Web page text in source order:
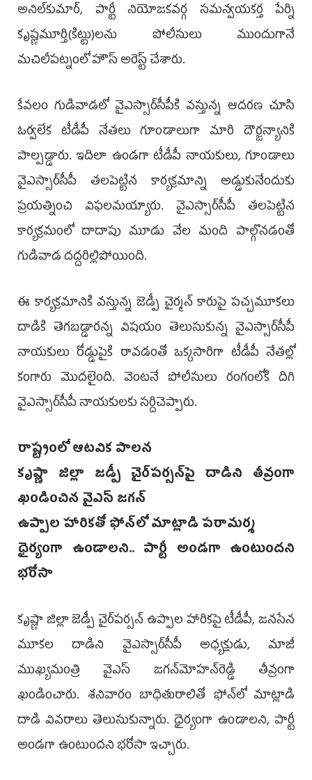
అనిల్‌కుమార్, పార్టీ నియోజకవర్గ సమన్వయకర్త పేర్ని
కృష్ణమూర్తి(కిట్టు)లను పోలీసులు ముందుగానే
మచిలీపట్నంలో హౌస్‌ అరెస్ట్‌ చేశారు.
కేవలం గుడివాడలో వైఎస్సార్‌సీపీకి వస్తున్న ఆదరణ చూసి
ఓర్వలేక టీడీపీ నేతలు గూండాలుగా మారి దౌర్జన్యానికి
పాల్పడ్డారు. ఇదిలా ఉండగా టీడీపీ నాయకులు, గూండాలు
వైఎస్సార్‌సీపీ తలపెట్టిన కార్యక్రమాన్ని అడ్డుకునేందుకు
ప్రయత్నించి విఫలమయ్యారు. వైఎస్సార్‌సీపీ తలపెట్టిన
కార్యక్రమంలో దాదాపు మూడు వేల మంది పాల్గొనడంతో
గుడివాడ దద్దరిల్లిపోయింది.
ఈ కార్యక్రమానికి వస్తున్న జెడ్పీ చైర్మన్‌ కారుపై పచ్చమూకలు
దాడికి తెగబడ్డారన్న విషయం తెలుసుకున్న వైఎస్సార్‌సీపీ
నాయకులు రోడ్డుపైకి రావడంతో ఒక్కసా­రిగా టీడీపీ నేతల్లో
కంగారు మొదలైంది. వెంటనే పోలీసులు రంగంలోకి దిగి
వైఎస్సార్‌సీపీ నాయకులకు సర్దిచెప్పారు.
రాష్ట్రంలో ఆటవిక పాలన
కృష్ణా జిల్లా జడ్పీ చైర్‌పర్సన్‌పై దాడిని తీవ్రంగా
ఖండించిన వైఎస్‌ జగన్‌
ఉప్పాల హారికతో ఫోన్‌లో మాట్లాడి పరామర్శ
ధైర్యంగా ఉండాలని.. పార్టీ అండగా ఉంటుందని
భరోసా
కృష్ణా జిల్లా జెడ్పీ చైర్‌పర్సన్‌ ఉప్పాల హారికపై టీడీపీ, జనసేన
మూకల దాడిని వైఎస్సార్‌సీపీ అధ్యక్షుడు, మాజీ
ముఖ్యమంత్రి వైఎస్‌ జగన్‌మోహన్‌రెడ్డి తీవ్రంగా
ఖండించారు. శనివారం బాధితురాలితో ఫోన్‌లో మాట్లాడి
దాడి వివరాలు తెలుసుకున్నారు. ధైర్యంగా ఉండాలని, పార్టీ
అండగా ఉంటుందని భరోసా ఇచ్చారు.